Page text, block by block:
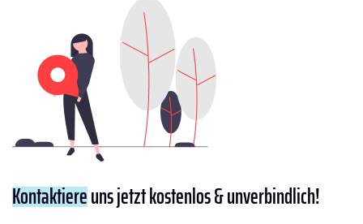
Kontaktiereuns jetzt kostenlos & unverbindlich!